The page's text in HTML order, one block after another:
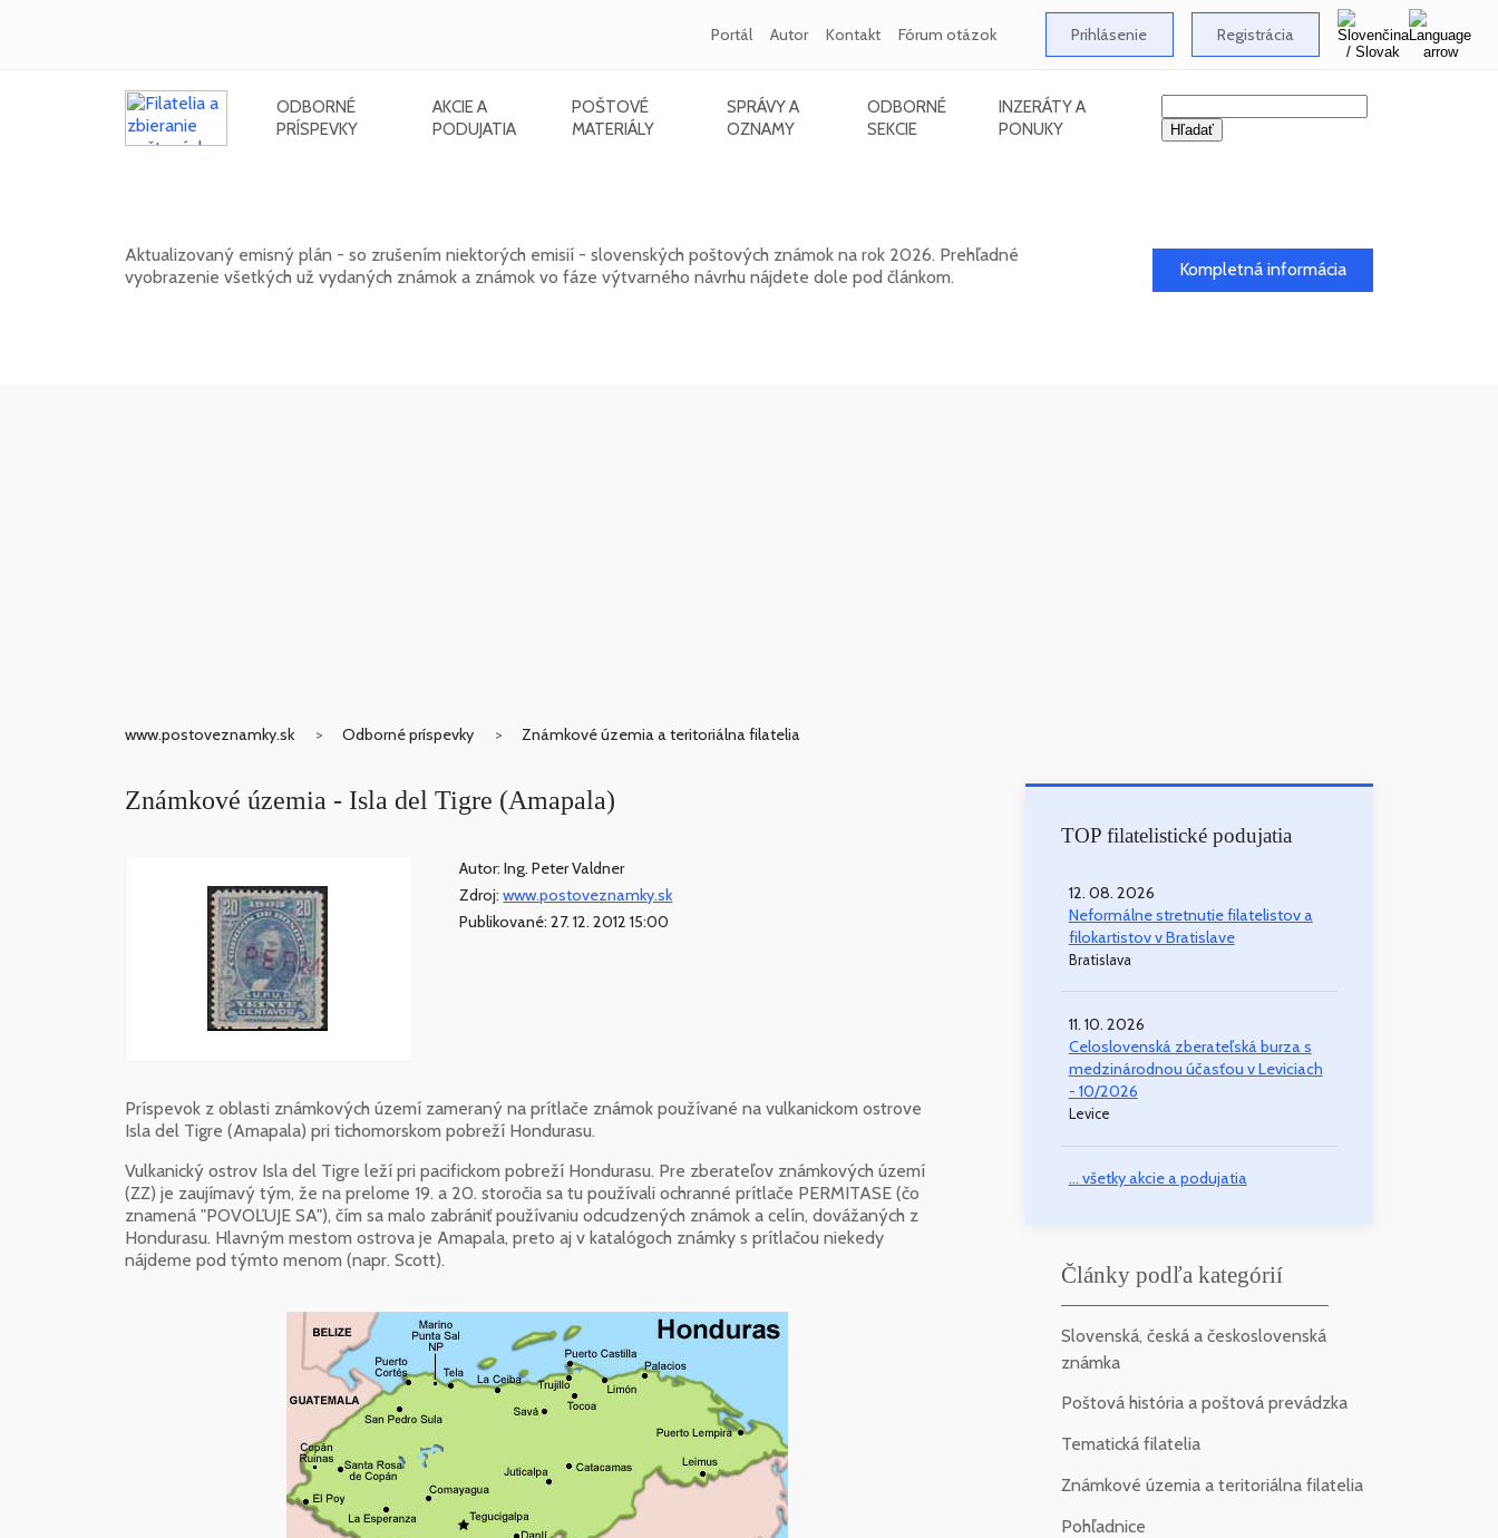
Portál Autor Kontakt Fórum otázok Prihlásenie Registrácia
ODBORNÉ
PRÍSPEVKY
AKCIE A
PODUJATIA
POŠTOVÉ
MATERIÁLY
SPRÁVY A
OZNAMY
ODBORNÉ
SEKCIE
INZERÁTY A
PONUKY
Aktualizovaný emisný plán - so zrušením niektorých emisií - slovenských poštových známok na rok 2026. Prehľadné
vyobrazenie všetkých už vydaných známok a známok vo fáze výtvarného návrhu nájdete dole pod článkom.
Kompletná informácia
www.postoveznamky.sk Odborné príspevky Známkové územia a teritoriálna filatelia
Známkové územia - Isla del Tigre (Amapala)
Autor: Ing. Peter Valdner
Zdroj:www.postoveznamky.sk
Publikované: 27. 12. 2012 15:00
Príspevok z oblasti známkových území zameraný na prítlače známok používané na vulkanickom ostrove
Isla del Tigre (Amapala) pri tichomorskom pobreží Hondurasu.
Vulkanický ostrov Isla del Tigre leží pri pacifickom pobreží Hondurasu. Pre zberateľov známkových území
(ZZ) je zaujímavý tým, že na prelome 19. a 20. storočia sa tu používali ochranné prítlače PERMITASE (čo
znamená "POVOĽUJE SA"), čím sa malo zabrániť používaniu odcudzených známok a celín, dovážaných z
Hondurasu. Hlavným mestom ostrova je Amapala, preto aj v katalógoch známky s prítlačou niekedy
nájdeme pod týmto menom (napr. Scott).
TOP filatelistické podujatia
12. 08. 2026
Neformálne stretnutie filatelistov a
filokartistov v Bratislave
Bratislava
11. 10. 2026
Celoslovenská zberateľská burza s
medzinárodnou účasťou v Leviciach
- 10/2026
Levice
... všetky akcie a podujatia
Články podľa kategórií
Slovenská, česká a československá
známka
Poštová história a poštová prevádzka
Tematická filatelia
Známkové územia a teritoriálna filatelia
Pohľadnice